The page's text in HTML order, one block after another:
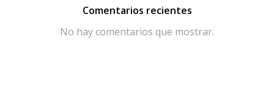
Comentarios recientes
No hay comentarios que mostrar.